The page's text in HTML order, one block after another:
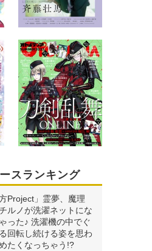
スランキング
方Project」霊夢、魔理
ルノが洗濯ネットにな
った♪ 洗濯機の中でぐ
回転し続ける姿を思わ
たくなっちゃう!?